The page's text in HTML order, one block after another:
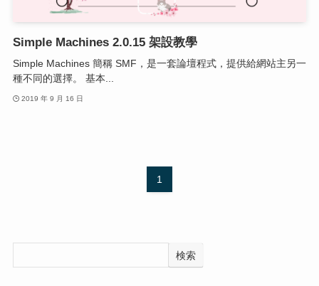
Simple Machines 2.0.15 架設教學
Simple Machines 簡稱 SMF，是一套論壇程式，提供給網站主另一
種不同的選擇。 基本...
2019 年 9 月 16 日
1
検索